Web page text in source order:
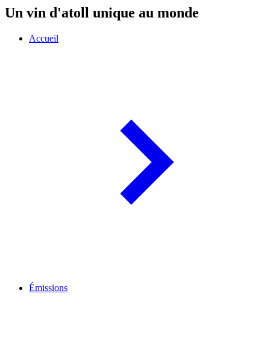
Un vin d'atoll unique au monde
Accueil
Émissions